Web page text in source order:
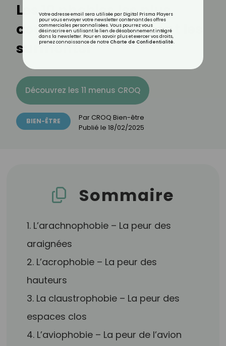
Les 10 phobies les plus
courantes et comment les
surmonter
Découvrez les 11 menus CROQ
BIEN-ÊTRE Par CROQ Bien-être
Publié le 18/02/2025
Sommaire
1. L’arachnophobie – La peur des
araignées
2. L’acrophobie – La peur des
hauteurs
3. La claustrophobie – La peur des
espaces clos
4. L’aviophobie – La peur de l’avion
Votre adresse email sera utilisée par Digital Prisma Players
pour vous envoyer votre newsletter contenant des offres
commerciales personnalisées. Vous pourrez vous
désinscrire en utilisant le lien de désabonnement intégré
dans la newsletter. Pour en savoir plus et exercer vos droits,
prenez connaissance de notre Charte de Confidentialité.